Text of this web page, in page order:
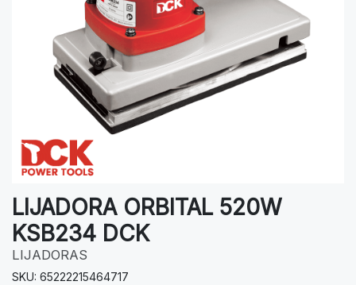
LIJADORA ORBITAL 520W
KSB234 DCK
LIJADORAS
SKU: 65222215464717